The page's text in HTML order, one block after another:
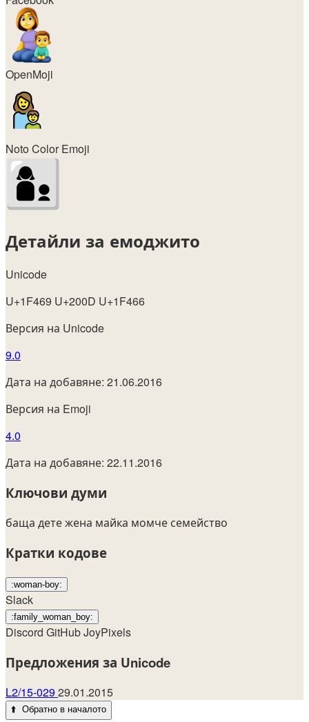
OpenMoji
Noto Color Emoji
Детайли за емоджито
Unicode
U+1F469 U+200D U+1F466
Версия на Unicode
9.0
Дата на добавяне: 21.06.2016
Версия на Emoji
4.0
Дата на добавяне: 22.11.2016
Ключови думи
баща детежена майка момче семейство
Кратки кодове
:woman-boy:
Slack
:family_woman_boy:
Discord GitHubJoyPixels
Предложения за Unicode
L2/15-02929.01.2015
⬆️ Обратно в началото